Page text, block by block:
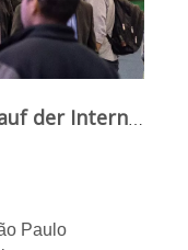
Qunfeng Machinery glänzt auf der Internationalen Betonmesse in Brasilien und leitet eine neue Welle der Infrastrukturentwicklung in Südamerika ein
Paulo